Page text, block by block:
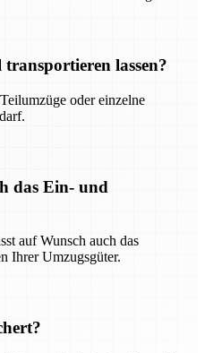
lassen?
oder einzelne
das Ein- und
auf Wunsch auch das
Ihrer Umzugsgüter.